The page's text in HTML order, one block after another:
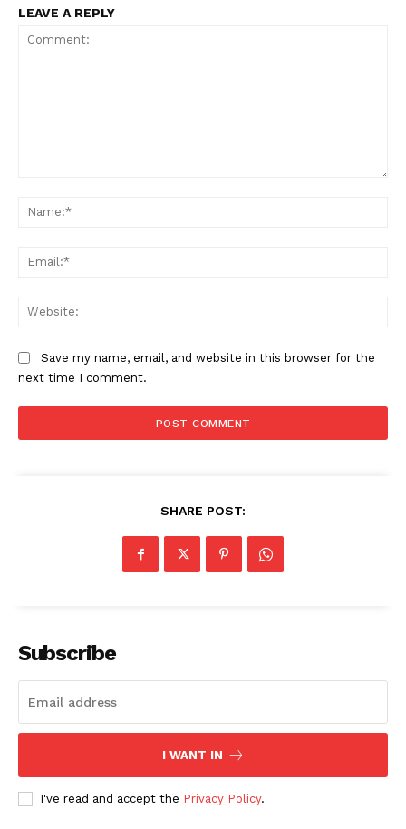
LEAVE A REPLY
Save my name, email, and website in this browser for the
next time I comment.
SHARE POST:
Subscribe
I WANT IN
I've read and accept the Privacy Policy.